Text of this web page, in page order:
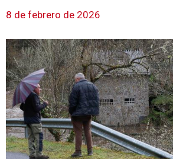
8 de febrero de 2026